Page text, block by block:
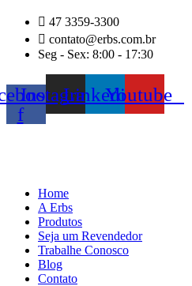
conteúdo
47 3359-3300
contato@erbs.com.br
Seg - Sex: 8:00 - 17:30
f
InstagramLinkedinYoutube
Home
A Erbs
Produtos
Seja um Revendedor
Trabalhe Conosco
Blog
Contato